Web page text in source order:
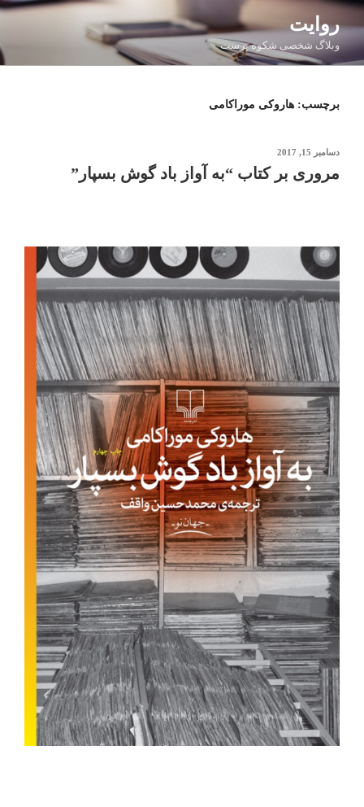
رفتن
به
محتوا
روایت
وبلاگ شخصی شکوه پرست
برچسب: هاروکی موراکامی
نوشته‌شده
دسامبر 15, 2017
مروری بر کتاب “به آواز باد گوش بسپار”